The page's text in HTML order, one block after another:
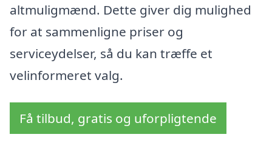
altmuligmænd. Dette giver dig mulighed
for at sammenligne priser og
serviceydelser, så du kan træffe et
velinformeret valg.
Få tilbud, gratis og uforpligtende